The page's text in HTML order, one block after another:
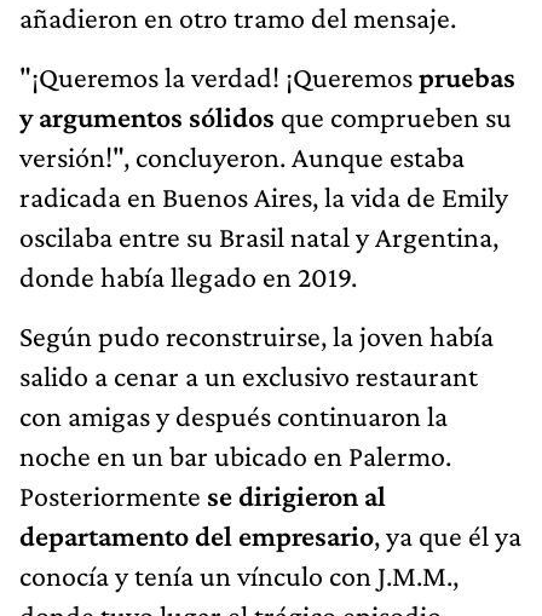
añadieron en otro tramo del mensaje.
"¡Queremos la verdad! ¡Queremospruebas
y argumentos sólidos que comprueben su
versión!", concluyeron. Aunque estaba
radicada en Buenos Aires, la vida de Emily
oscilaba entre su Brasil natal y Argentina,
donde había llegado en 2019.
Según pudo reconstruirse, la joven había
salido a cenar a un exclusivo restaurant
con amigas y después continuaron la
noche en un bar ubicado en Palermo.
Posteriormente se dirigieron al
departamento del empresario, ya que él ya
conocía y tenía un vínculo con J.M.M.,